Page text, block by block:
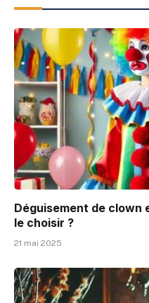
Déguisement de clown
le choisir ?
21 mai 2025